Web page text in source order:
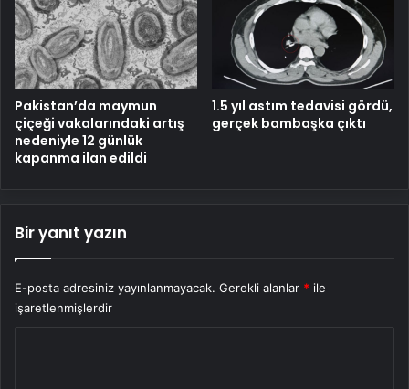
Pakistan’da maymun
çiçeği vakalarındaki artış
nedeniyle 12 günlük
kapanma ilan edildi
1.5 yıl astım tedavisi gördü,
gerçek bambaşka çıktı
Bir yanıt yazın
E-posta adresiniz yayınlanmayacak. Gerekli alanlar * ile
işaretlenmişlerdir